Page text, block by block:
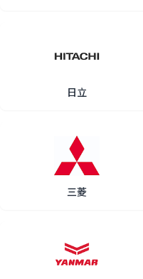
日立
三菱